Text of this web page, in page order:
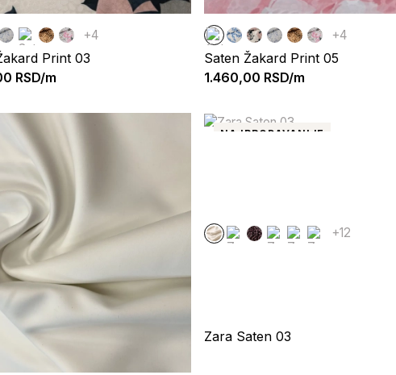
+4
Print 03
RSD/m
+4
Saten Žakard Print 05
1.460,00 RSD/m
NAJPRODAVANIJE
+12
Zara Saten 03